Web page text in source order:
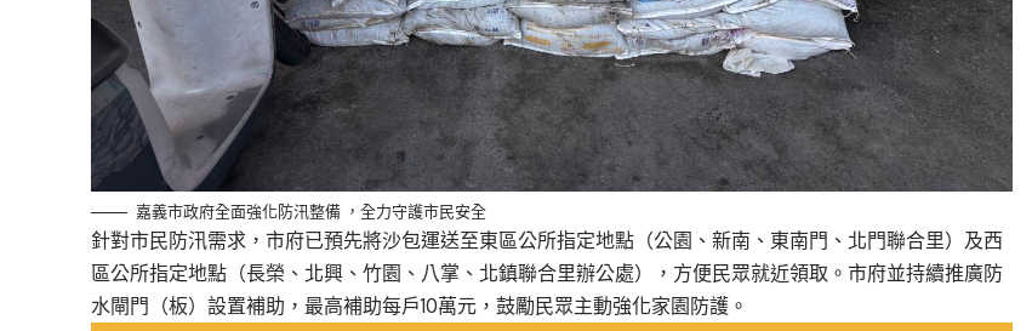
嘉義市政府全面強化防汛整備 ，全力守護市民安全
針對市民防汛需求，市府已預先將沙包運送至東區公所指定地點（公園、新南、東南門、北門聯合里）及西
區公所指定地點（長榮、北興、竹園、八掌、北鎮聯合里辦公處），方便民眾就近領取。市府並持續推廣防
水閘門（板）設置補助，最高補助每戶10萬元，鼓勵民眾主動強化家園防護。